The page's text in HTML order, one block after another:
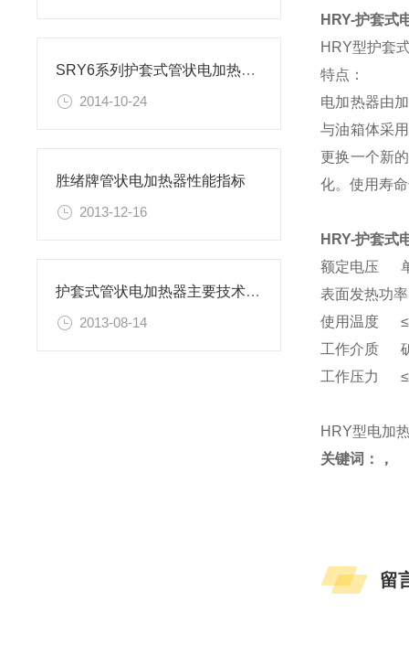
SRY6系列护套式管状电加热器大全
2014-10-24
胜绪牌管状电加热器性能指标
2013-12-16
护套式管状电加热器主要技术参数
2013-08-14
HRY-护套式
HRY型护套
特点：
电加热器由
与油箱体采
更换一个新
化。使用寿
HRY-护套式
额定电压
表面发热功
使用温度
工作介质
工作压力
HRY型电加
关键词：，
留